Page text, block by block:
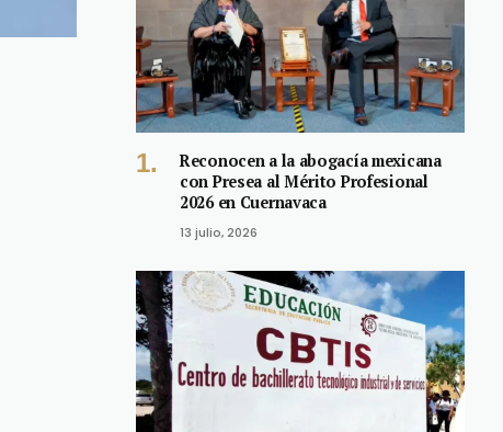
Reconocen a la abogacía mexicana
con Presea al Mérito Profesional
2026 en Cuernavaca
13 julio, 2026